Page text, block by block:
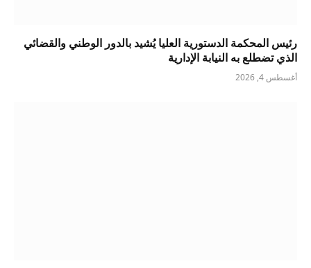
رئيس المحكمة الدستورية العليا يُشيد بالدور الوطني والقضائي
الذي تضطلع به النيابة الإدارية
أغسطس 4, 2026